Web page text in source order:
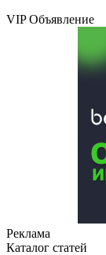
VIP Объявление
Реклама
Каталог статей